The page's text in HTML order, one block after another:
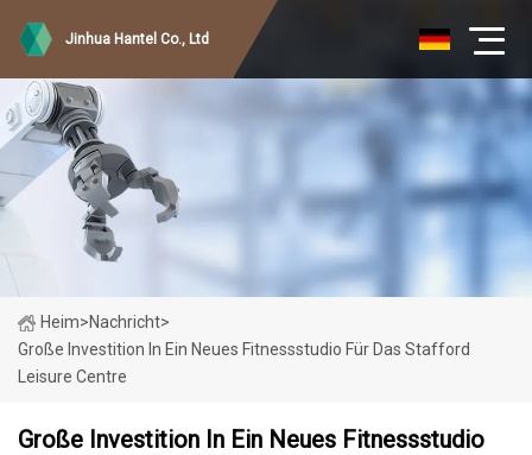
Jinhua Hantel Co., Ltd
Heim>Nachricht>
Große Investition In Ein Neues Fitnessstudio Für Das Stafford
Leisure Centre
Große Investition In Ein Neues Fitnessstudio